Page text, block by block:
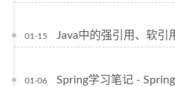
01-15 Java中的强引用、软引
01-06 Spring学习笔记 -